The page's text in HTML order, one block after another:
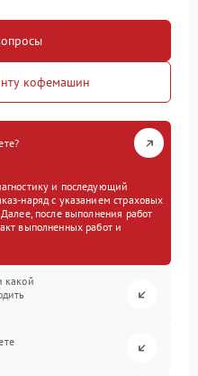
кофемашин
и последующий
наряд с указанием страховых
после выполнения работ
выполненных работ и
какой